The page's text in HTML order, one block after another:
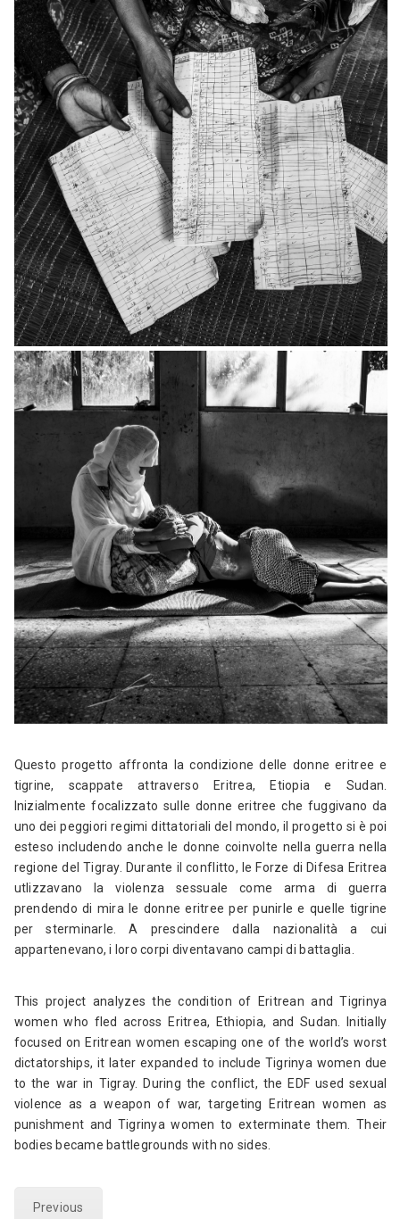
Questo progetto affronta la condizione delle donne eritree e
tigrine, scappate attraverso Eritrea, Etiopia e Sudan.
Inizialmente focalizzato sulle donne eritree che fuggivano da
uno dei peggiori regimi dittatoriali del mondo, il progetto si è poi
esteso includendo anche le donne coinvolte nella guerra nella
regione del Tigray. Durante il conflitto, le Forze di Difesa Eritrea
utlizzavano la violenza sessuale come arma di guerra
prendendo di mira le donne eritree per punirle e quelle tigrine
per sterminarle. A prescindere dalla nazionalità a cui
appartenevano, i loro corpi diventavano campi di battaglia.
This project analyzes the condition of Eritrean and Tigrinya
women who fled across Eritrea, Ethiopia, and Sudan. Initially
focused on Eritrean women escaping one of the world’s worst
dictatorships, it later expanded to include Tigrinya women due
to the war in Tigray. During the conflict, the EDF used sexual
violence as a weapon of war, targeting Eritrean women as
punishment and Tigrinya women to exterminate them. Their
bodies became battlegrounds with no sides.
Previous